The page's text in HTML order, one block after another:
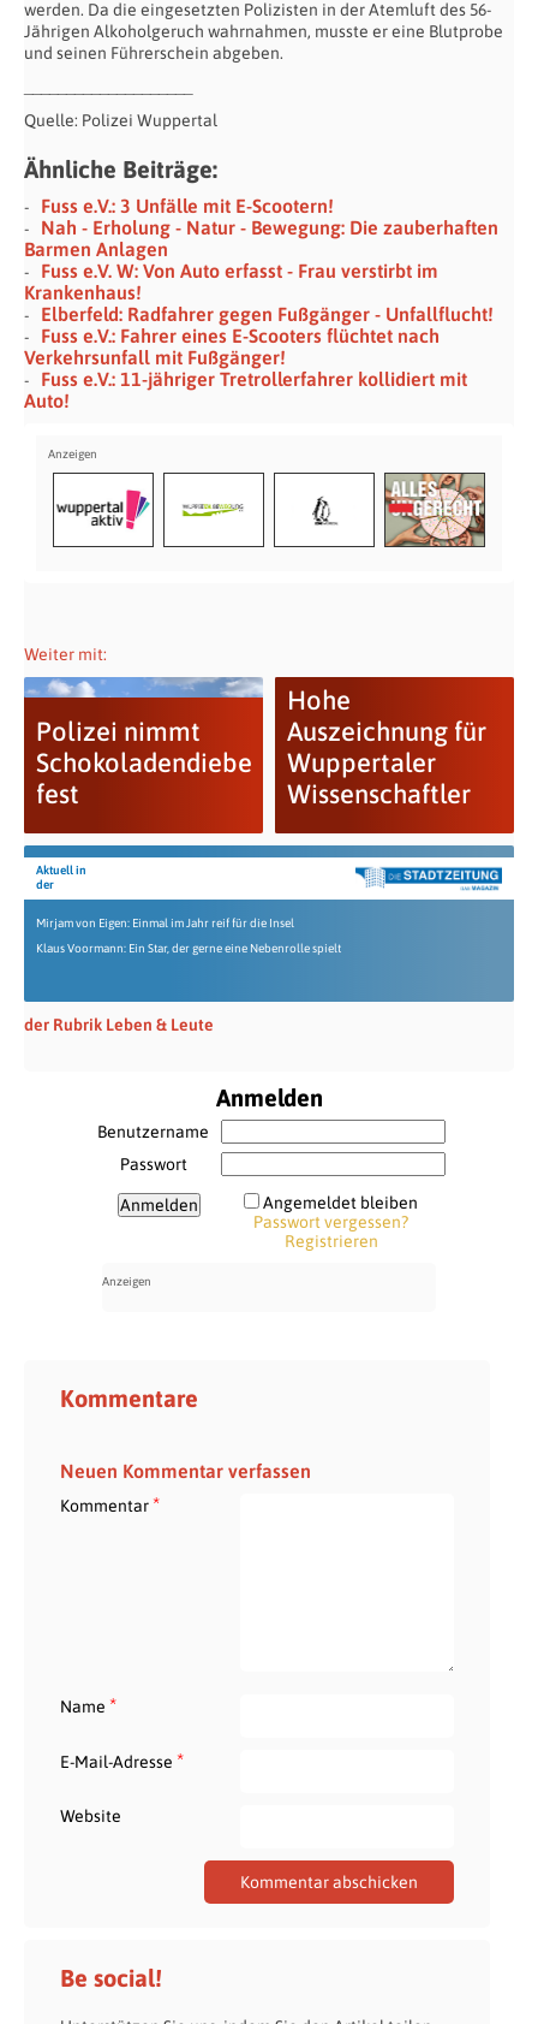
werden. Da die eingesetzten Polizisten in der Atemluft des 56-
Jährigen Alkoholgeruch wahrnahmen, musste er eine Blutprobe
und seinen Führerschein abgeben.
Quelle: Polizei Wuppertal
Ähnliche Beiträge:
Fuss e.V.: 3 Unfälle mit E-Scootern!
Nah - Erholung - Natur - Bewegung: Die zauberhaften
Barmen Anlagen
Fuss e.V. W: Von Auto erfasst - Frau verstirbt im
Krankenhaus!
Elberfeld: Radfahrer gegen Fußgänger - Unfallflucht!
Fuss e.V.: Fahrer eines E-Scooters flüchtet nach
Verkehrsunfall mit Fußgänger!
Fuss e.V.: 11-jähriger Tretrollerfahrer kollidiert mit
Auto!
Weiter mit:
Polizei nimmt
Schokoladendiebe
fest
Hohe
Auszeichnung für
Wuppertaler
Wissenschaftler
Aktuell in
der
Mirjam von Eigen: Einmal im Jahr reif für die Insel
Klaus Voormann: Ein Star, der gerne eine Nebenrolle spielt
der Rubrik Leben & Leute
Anmelden
Benutzername
Passwort
Angemeldet bleiben
Passwort vergessen?
Registrieren
Kommentare
Neuen Kommentar verfassen
Kommentar*
Name *
E-Mail-Adresse *
Website
Be social!